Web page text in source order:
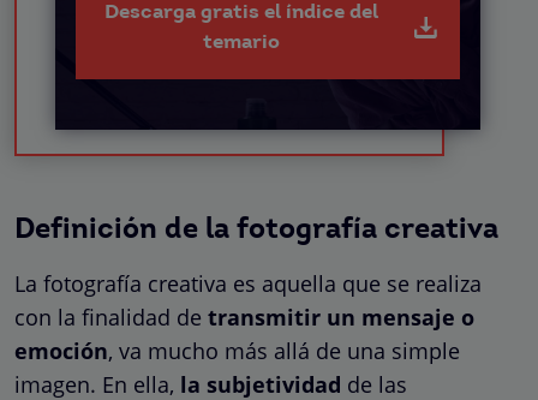
Descarga gratis el índice del
temario
Definición de la fotografía creativa
La fotografía creativa es aquella que se realiza
con la finalidad de transmitir un mensaje o
emoción, va mucho más allá de una simple
imagen. En ella, la subjetividad de las